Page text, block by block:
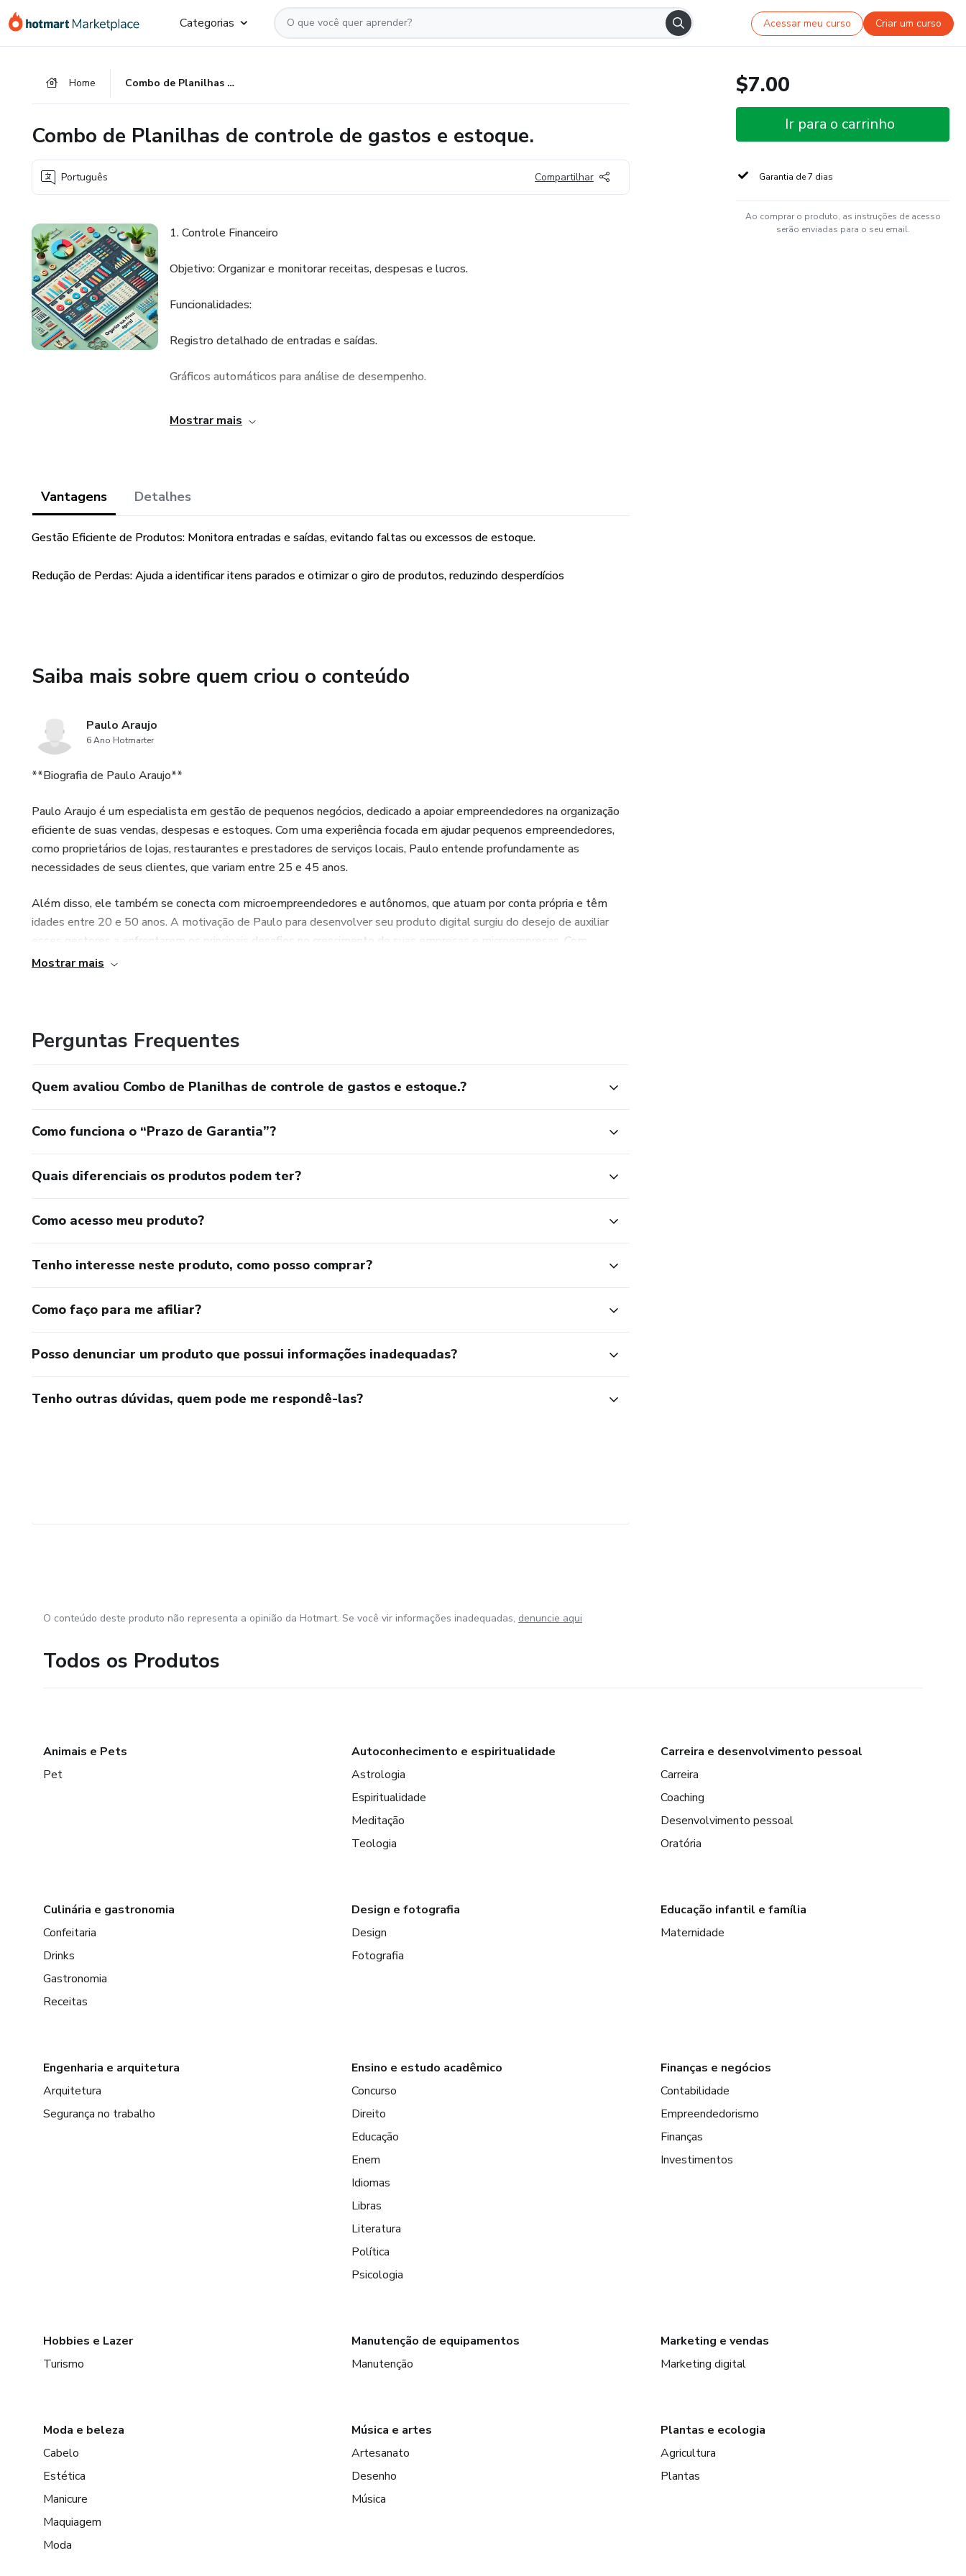
para
para
para
Categorias Acessar meu curso Criar um curso
Home Combo de Planilhas de controle de gastos e estoque.
Combo de Planilhas de controle de gastos e estoque.
Português Compartilhar
1. Controle Financeiro
Objetivo: Organizar e monitorar receitas, despesas e lucros.
Funcionalidades:
Registro detalhado de entradas e saídas.
Gráficos automáticos para análise de desempenho.
Relatórios mensais e anuais de saldo.
Objetivo: Gerenciar produtos, evitar faltas e reduzir excessos.
3. Controle de Pagamento de Funcionários
Objetivo: Automatizar e organizar a gestão de pagamentos e benefícios.
Funcionalidades:
Controle de datas de pagamento.
Eficiência: Reduza o tempo gasto em tarefas administrativas.
Personalização: Adapte as planilhas às necessidades específicas do seu negócio.
Clareza: Visualize informações importantes com gráficos e relatórios detalhados.
Custo-benefício: Ferramenta acessível para otimizar processos sem sistemas complexos.
Ideal para: Pequenos negócios, empreendedores individuais e gestores que buscam
profissionalizar suas operações sem complicação.
Mostrar mais
Vantagens Detalhes
Gestão Eficiente de Produtos: Monitora entradas e saídas, evitando faltas ou excessos de estoque.
Redução de Perdas: Ajuda a identificar itens parados e otimizar o giro de produtos, reduzindo desperdícios
Saiba mais sobre quem criou o conteúdo
Paulo Araujo
6 Ano Hotmarter
**Biografia de Paulo Araujo**
Paulo Araujo é um especialista em gestão de pequenos negócios, dedicado a apoiar empreendedores na organização
eficiente de suas vendas, despesas e estoques. Com uma experiência focada em ajudar pequenos empreendedores,
como proprietários de lojas, restaurantes e prestadores de serviços locais, Paulo entende profundamente as
necessidades de seus clientes, que variam entre 25 e 45 anos.
Além disso, ele também se conecta com microempreendedores e autônomos, que atuam por conta própria e têm
idades entre 20 e 50 anos. A motivação de Paulo para desenvolver seu produto digital surgiu do desejo de auxiliar
esses gestores a enfrentarem os principais desafios no crescimento de suas empresas e microempresas. Com
soluções práticas e acessíveis, ele busca proporcionar ferramentas que realmente façam a diferença no dia a dia dos
Mostrar mais
Perguntas Frequentes
Quem avaliou Combo de Planilhas de controle de gastos e estoque.?
Como funciona o “Prazo de Garantia”?
Quais diferenciais os produtos podem ter?
Como acesso meu produto?
Tenho interesse neste produto, como posso comprar?
Como faço para me afiliar?
Posso denunciar um produto que possui informações inadequadas?
Tenho outras dúvidas, quem pode me respondê-las?
$7.00
Ir para o carrinho
Garantia de 7 dias
Ao comprar o produto, as instruções de acesso
serão enviadas para o seu email.
O conteúdo deste produto não representa a opinião da Hotmart. Se você vir informações inadequadas, denuncie aqui
Todos os Produtos
Animais e Pets
Pet
Autoconhecimento e espiritualidade
Astrologia
Espiritualidade
Meditação
Teologia
Carreira e desenvolvimento pessoal
Carreira
Coaching
Desenvolvimento pessoal
Oratória
Culinária e gastronomia
Confeitaria
Drinks
Gastronomia
Receitas
Design e fotografia
Design
Fotografia
Educação infantil e família
Maternidade
Engenharia e arquitetura
Arquitetura
Segurança no trabalho
Ensino e estudo acadêmico
Concurso
Direito
Educação
Enem
Idiomas
Libras
Literatura
Política
Psicologia
Finanças e negócios
Contabilidade
Empreendedorismo
Finanças
Investimentos
Hobbies e Lazer
Turismo
Manutenção de equipamentos
Manutenção
Marketing e vendas
Marketing digital
Moda e beleza
Cabelo
Estética
Manicure
Maquiagem
Moda
Música e artes
Artesanato
Desenho
Música
Plantas e ecologia
Agricultura
Plantas